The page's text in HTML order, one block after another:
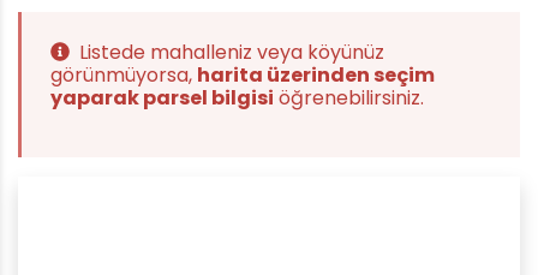
Listede mahalleniz veya köyünüz
görünmüyorsa, harita üzerinden seçim
yaparak parsel bilgisi öğrenebilirsiniz.